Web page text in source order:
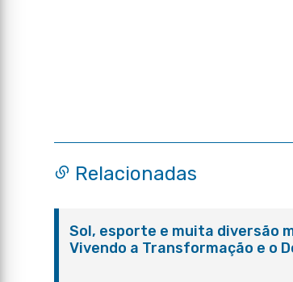
Relacionadas
Sol, esporte e muita diversão
Vivendo a Transformação e o